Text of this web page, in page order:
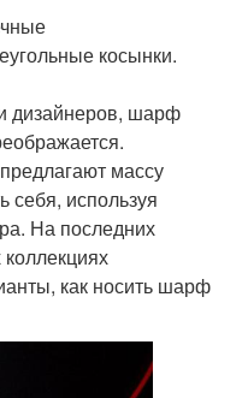
косынки.
дизайнеров, шарф
массу
себя, используя
На последних
как носить шарф